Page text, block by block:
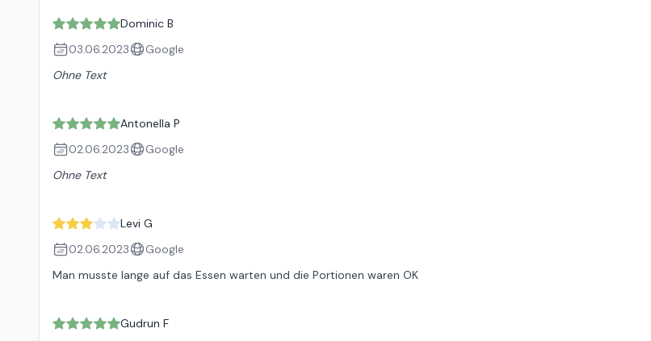
Dominic B
03.06.2023
Google
Ohne Text
Antonella P
02.06.2023
Google
Ohne Text
Levi G
02.06.2023
Google
Man musste lange auf das Essen warten und die Portionen waren OK
Gudrun F